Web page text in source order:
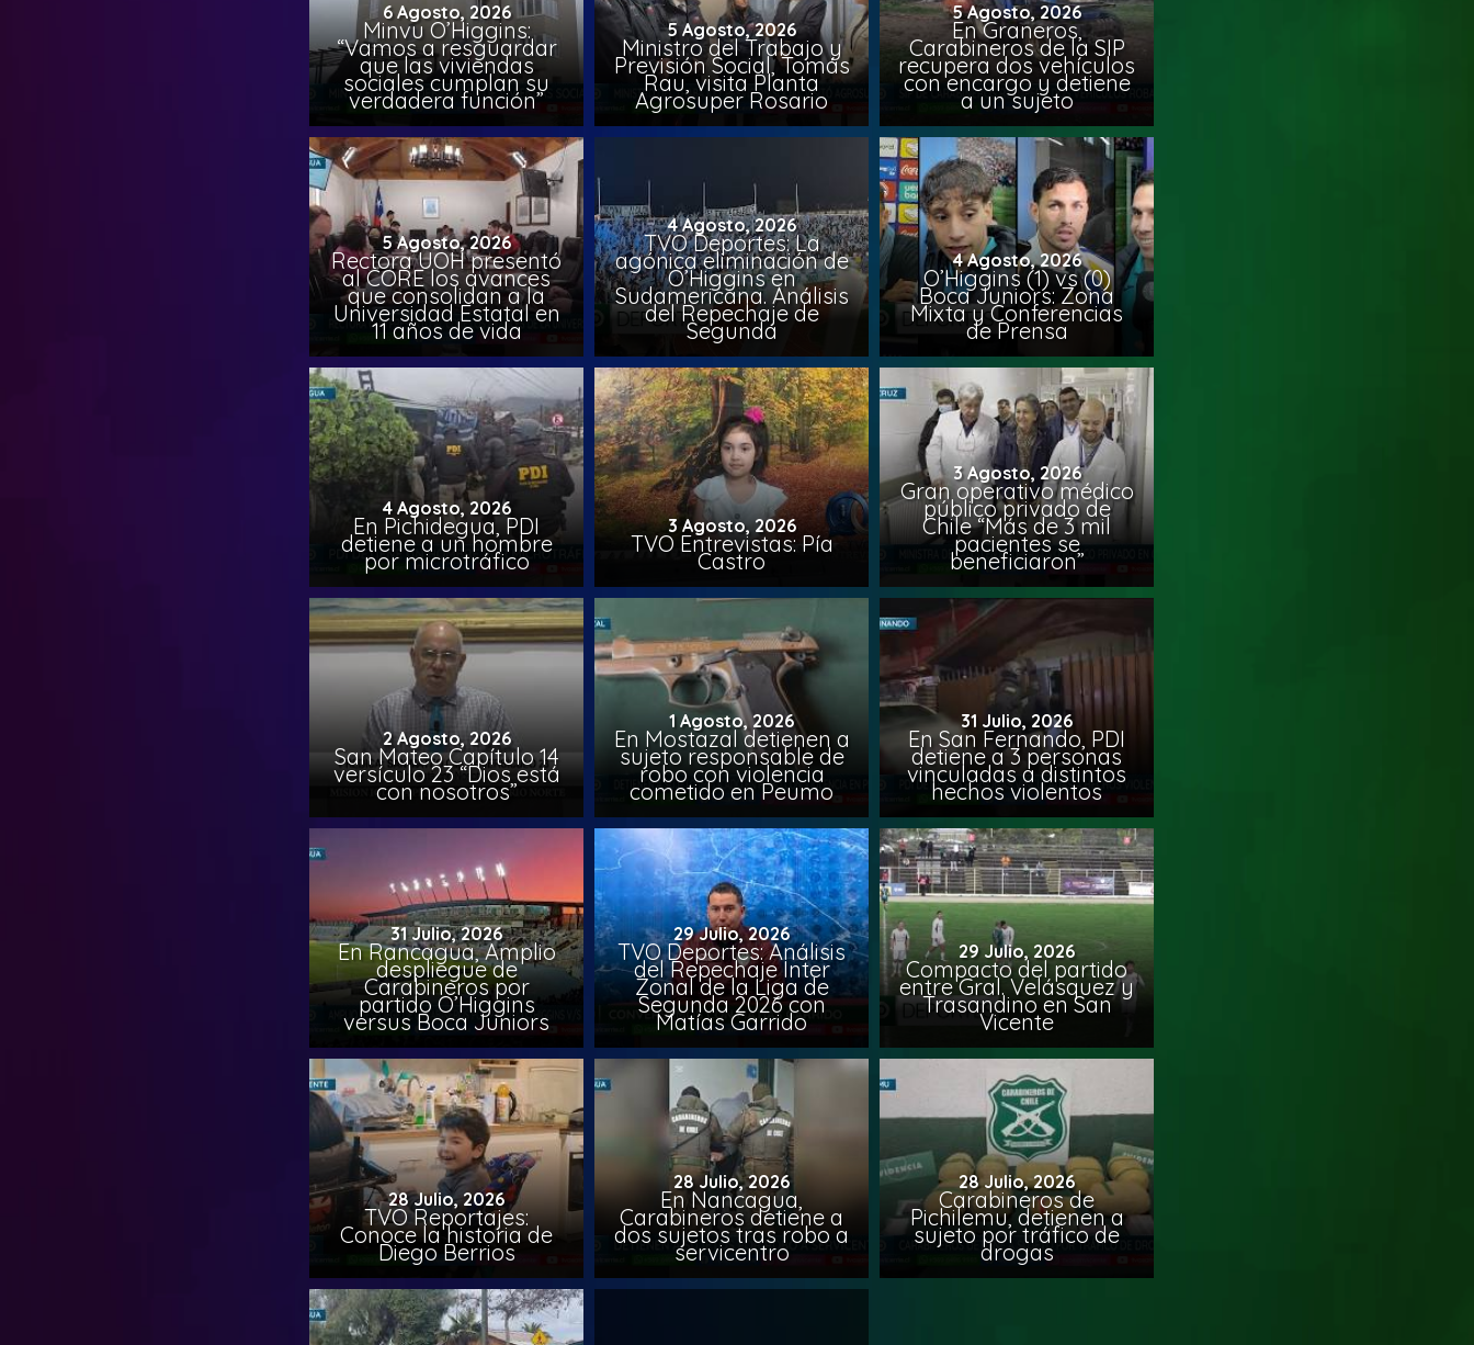
6 Agosto, 2026
Minvu O’Higgins:
“Vamos a resguardar
que las viviendas
sociales cumplan su
verdadera función”
5 Agosto, 2026
Ministro del Trabajo y
Previsión Social, Tomás
Rau, visita Planta
Agrosuper Rosario
5 Agosto, 2026
En Graneros,
Carabineros de la SIP
recupera dos vehículos
con encargo y detiene
a un sujeto
5 Agosto, 2026
Rectora UOH presentó
al CORE los avances
que consolidan a la
Universidad Estatal en
11 años de vida
4 Agosto, 2026
TVO Deportes: La
agónica eliminación de
O’Higgins en
Sudamericana. Análisis
del Repechaje de
Segunda
4 Agosto, 2026
O’Higgins (1) vs (0)
Boca Juniors: Zona
Mixta y Conferencias
de Prensa
4 Agosto, 2026
En Pichidegua, PDI
detiene a un hombre
por microtráfico
3 Agosto, 2026
TVO Entrevistas: Pía
Castro
3 Agosto, 2026
Gran operativo médico
público privado de
Chile “Más de 3 mil
pacientes se
beneficiaron”
2 Agosto, 2026
San Mateo Capítulo 14
versículo 23 “Dios está
con nosotros”
1 Agosto, 2026
En Mostazal detienen a
sujeto responsable de
robo con violencia
cometido en Peumo
31 Julio, 2026
En San Fernando, PDI
detiene a 3 personas
vinculadas a distintos
hechos violentos
31 Julio, 2026
En Rancagua, Amplio
despliegue de
Carabineros por
partido O’Higgins
versus Boca Juniors
29 Julio, 2026
TVO Deportes: Análisis
del Repechaje Inter
Zonal de la Liga de
Segunda 2026 con
Matías Garrido
29 Julio, 2026
Compacto del partido
entre Gral. Velásquez y
Trasandino en San
Vicente
28 Julio, 2026
TVO Reportajes:
Conoce la historia de
Diego Berrios
28 Julio, 2026
En Nancagua,
Carabineros detiene a
dos sujetos tras robo a
servicentro
28 Julio, 2026
Carabineros de
Pichilemu, detienen a
sujeto por tráfico de
drogas